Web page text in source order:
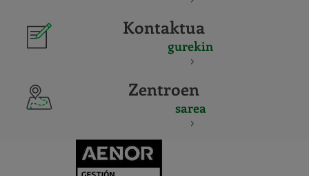
Kontaktua
gurekin
Zentroen
sarea